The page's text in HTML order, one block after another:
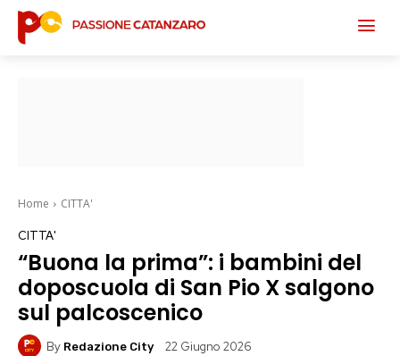
Home CITTA'
CITTA'
“Buona la prima”: i bambini del
doposcuola di San Pio X salgono
sul palcoscenico
By Redazione City 22 Giugno 2026